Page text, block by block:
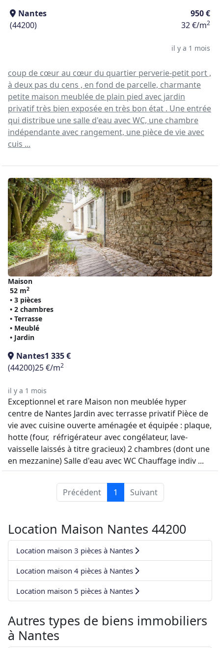
Nantes
950 €
(44200)
32 €/m2
il y a 1 mois
coup de cœur au cœur du quartier perverie-petit port ,
à deux pas du cens , en fond de parcelle, charmante
petite maison meublée de plain pied avec jardin
privatif très bien exposée en très bon état . Une entrée
qui distribue une salle d'eau avec WC, une chambre
indépendante avec rangement, une pièce de vie avec
cuis ...
Maison
52 m2
• 3 pièces
• 2 chambres
• Terrasse
• Meublé
• Jardin
Nantes1 335 €
(44200)25 €/m2
il y a 1 mois
Exceptionnel et rare Maison non meublée hyper
centre de Nantes Jardin avec terrasse privatif Pièce de
vie avec cuisine ouverte aménagée et équipée : plaque,
hotte (four, réfrigérateur avec congélateur, lave-
vaisselle laissés à titre gracieux) 2 chambres (dont une
en mezzanine) Salle d'eau avec WC Chauffage indiv ...
Précédent 1 Suivant
Location Maison Nantes 44200
Location maison 3 pièces à Nantes
Location maison 4 pièces à Nantes
Location maison 5 pièces à Nantes
Autres types de biens immobiliers
à Nantes